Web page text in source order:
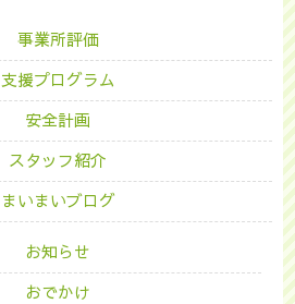
事業所評価
支援プログラム
安全計画
スタッフ紹介
まいまいブログ
お知らせ
おでかけ